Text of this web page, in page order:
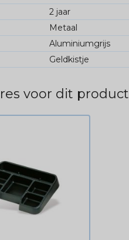
2 jaar
Metaal
Aluminiumgrijs
Geldkistje
voor dit product